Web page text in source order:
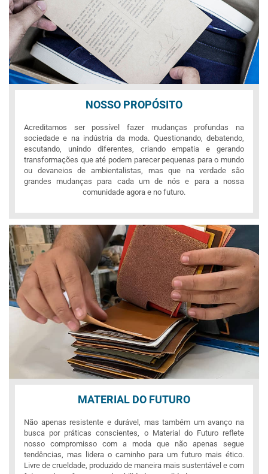
NOSSO PROPÓSITO
Acreditamos ser possível fazer mudanças profundas na
sociedade e na indústria da moda. Questionando, debatendo,
escutando, unindo diferentes, criando empatia e gerando
transformações que até podem parecer pequenas para o mundo
ou devaneios de ambientalistas, mas que na verdade são
grandes mudanças para cada um de nós e para a nossa
comunidade agora e no futuro.
MATERIAL DO FUTURO
Não apenas resistente e durável, mas também um avanço na
busca por práticas conscientes, o Material do Futuro reflete
nosso compromisso com a moda que não apenas segue
tendências, mas lidera o caminho para um futuro mais ético.
Livre de crueldade, produzido de maneira mais sustentável e com